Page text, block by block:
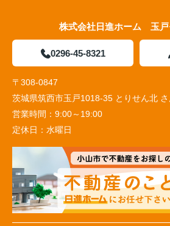
株式会社日進ホーム 玉戸
0296-45-8321
〒308-0847
茨城県筑西市玉戸1018-35 とりせん北
営業時間： 9:00～19:00
定休日： 水曜日